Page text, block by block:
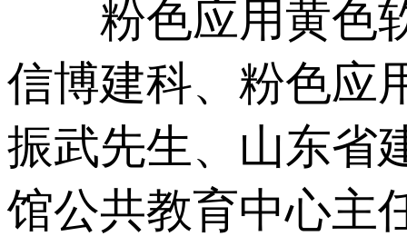
粉色应用黄色软
信博建科、粉色
振武先生、山东
馆公共教育中心主任